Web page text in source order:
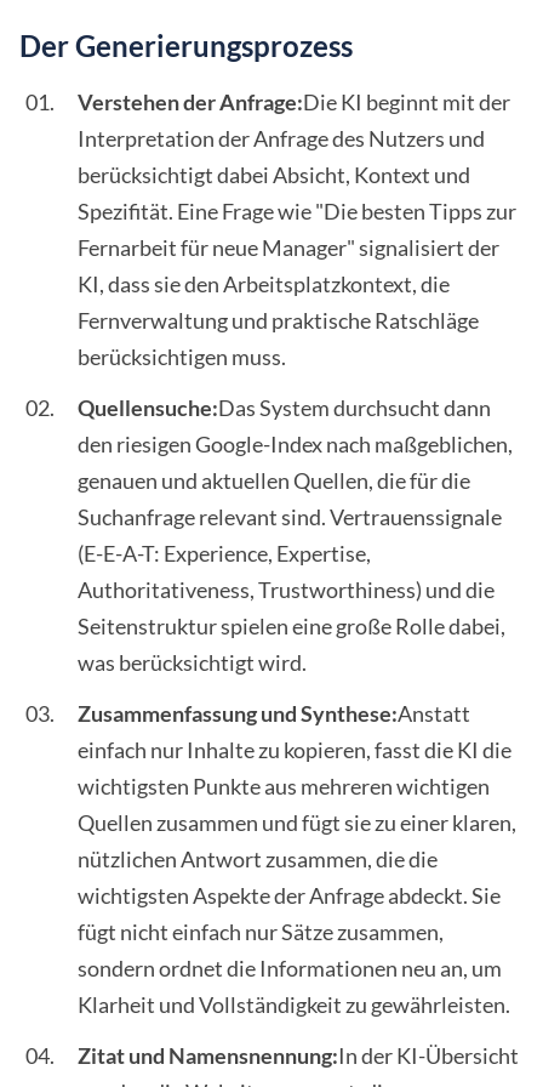
Der Generierungsprozess
Verstehen der Anfrage:Die KI beginnt mit der
Interpretation der Anfrage des Nutzers und
berücksichtigt dabei Absicht, Kontext und
Spezifität. Eine Frage wie "Die besten Tipps zur
Fernarbeit für neue Manager" signalisiert der
KI, dass sie den Arbeitsplatzkontext, die
Fernverwaltung und praktische Ratschläge
berücksichtigen muss.
Quellensuche:Das System durchsucht dann
den riesigen Google-Index nach maßgeblichen,
genauen und aktuellen Quellen, die für die
Suchanfrage relevant sind. Vertrauenssignale
(E-E-A-T: Experience, Expertise,
Authoritativeness, Trustworthiness) und die
Seitenstruktur spielen eine große Rolle dabei,
was berücksichtigt wird.
Zusammenfassung und Synthese:Anstatt
einfach nur Inhalte zu kopieren, fasst die KI die
wichtigsten Punkte aus mehreren wichtigen
Quellen zusammen und fügt sie zu einer klaren,
nützlichen Antwort zusammen, die die
wichtigsten Aspekte der Anfrage abdeckt. Sie
fügt nicht einfach nur Sätze zusammen,
sondern ordnet die Informationen neu an, um
Klarheit und Vollständigkeit zu gewährleisten.
Zitat und Namensnennung:In der KI-Übersicht